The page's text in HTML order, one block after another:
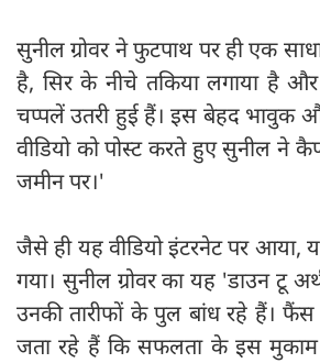
सुनील ग्रोवर ने फुटपाथ पर ही एक
है, सिर के नीचे तकिया लगाया है
चप्पलें उतरी हुई हैं। इस बेहद भावुक
वीडियो को पोस्ट करते हुए सुनील ने
जमीन पर।'
जैसे ही यह वीडियो इंटरनेट पर
गया। सुनील ग्रोवर का यह 'डाउन टू
उनकी तारीफों के पुल बांध रहे हैं।
जता रहे हैं कि सफलता के इस मुकाम